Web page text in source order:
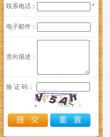
联系电话： *
电子邮件：
意向描述：
验 证 码：